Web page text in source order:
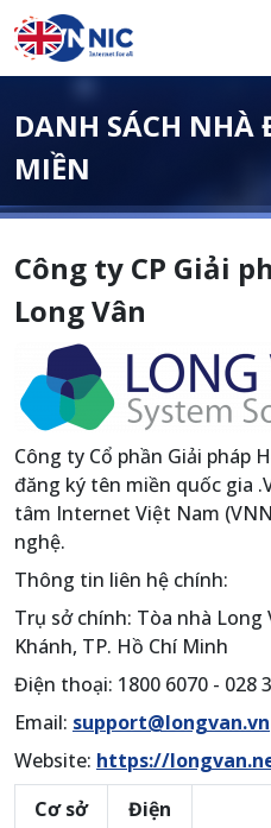
Nhảy đến nội dung
Menuheader
DANH SÁCH NHÀ
MIỀN
Công ty CP Giải
Long Vân
Công ty Cổ phần Giải pháp
đăng ký tên miền quốc gia
tâm Internet Việt Nam
nghệ.
Thông tin liên hệ chính:
Trụ sở chính: Tòa nhà Long
Khánh, TP. Hồ Chí Minh
Điện thoại: 1800 6070 - 028
Email: support@longvan.vn
Website: https://
Cơ sở
Điện